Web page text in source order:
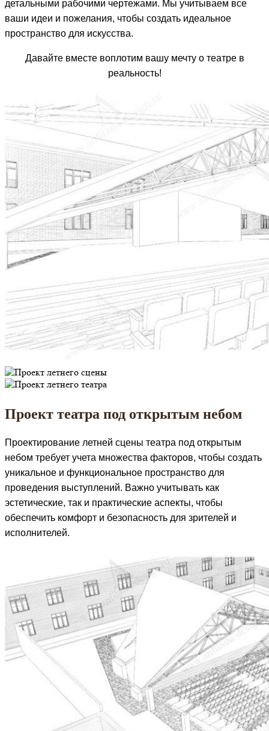
детальными рабочими чертежами. Мы учитываем все
ваши идеи и пожелания, чтобы создать идеальное
пространство для искусства.
Давайте вместе воплотим вашу мечту о театре в
реальность!
Проект театра под открытым небом
Проектирование летней сцены театра под открытым
небом требует учета множества факторов, чтобы создать
уникальное и функциональное пространство для
проведения выступлений. Важно учитывать как
эстетические, так и практические аспекты, чтобы
обеспечить комфорт и безопасность для зрителей и
исполнителей.